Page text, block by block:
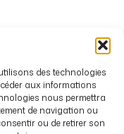
des technologies
aux informations
nous permettra
de navigation ou
ou de retirer son